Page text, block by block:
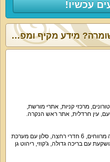
עכשיו!
בא לך על וילה טוסקנה בשומרה? מידע מקיף ומפורט:
מרכזי קניות, אתרי מורשת,
עין חרדלית, אתר ראש הנקרה.
וילת נופש מפנקת ועשירה עם 6 חדרי שינה מרווחים, 6 חדרי רחצה, סלון עם מערכת
עם בריכה גדולה, ג'קוזי, ריהוט גן